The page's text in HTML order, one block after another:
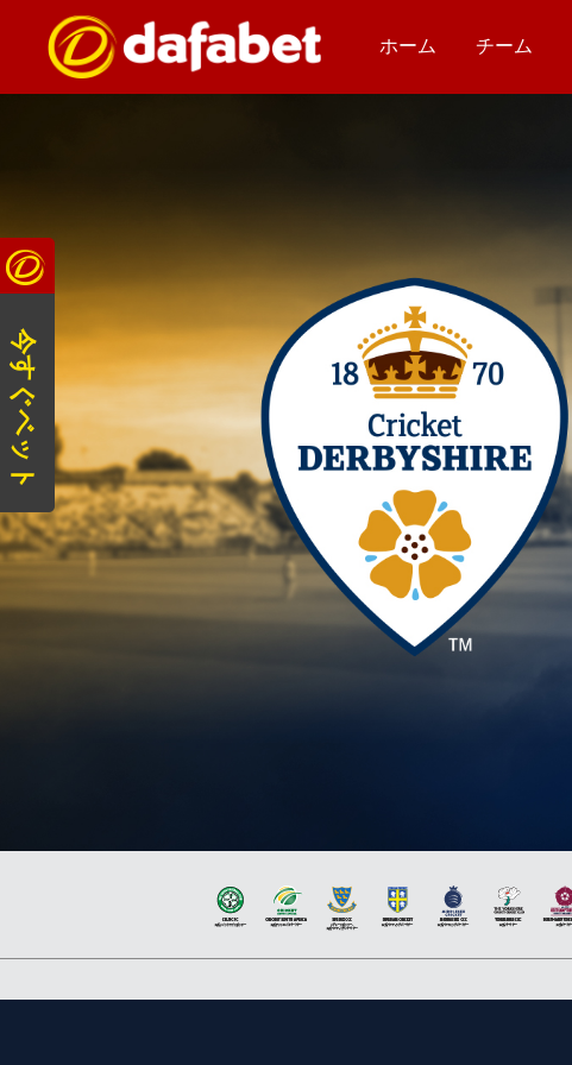
ホーム チーム
今すぐベット